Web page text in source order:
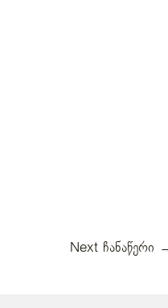
Next ჩანაწერი